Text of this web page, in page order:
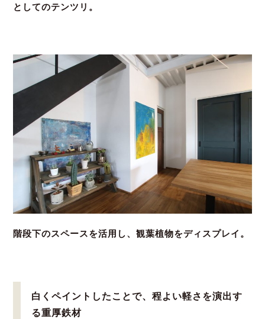
としてのテンツリ。
階段下のスペースを活用し、観葉植物をディスプレイ。
白くペイントしたことで、程よい軽さを演出す
る重厚鉄材